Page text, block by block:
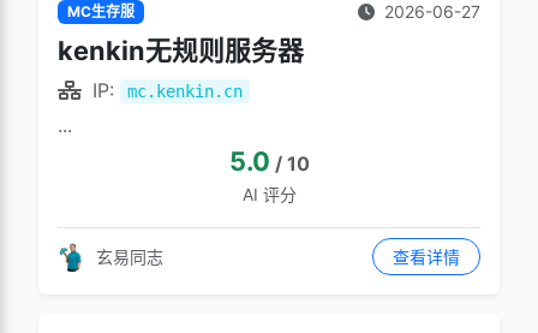
MC生存服 2026-06-27
kenkin无规则服务器
IP: mc.kenkin.cn
...
5.0 / 10
AI 评分
玄易同志 查看详情